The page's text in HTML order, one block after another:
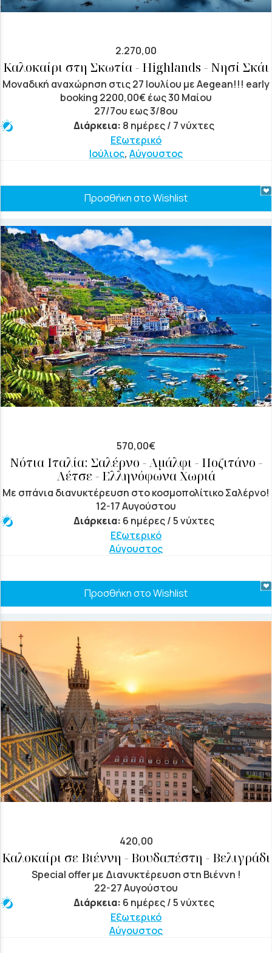
2.270,00
Καλοκαίρι στη Σκωτία - Highlands - Νησί Σκάι
Μοναδική αναχώρηση στις 27 Ιουλίου με Aegean!!! early
booking 2200,00€ έως 30 Μαίου
27/7ου εως 3/8ου
Διάρκεια: 8 ημέρες / 7 νύχτες
Εξωτερικό
Ιούλιος, Αύγουστος
Προσθήκη στο Wishlist
570,00€
Νότια Ιταλία: Σαλέρνο - Αμάλφι - Ποζιτάνο -
Λέτσε - Ελληνόφωνα Χωριά
Με σπάνια διανυκτέρευση στο κοσμοπολίτικο Σαλέρνο!
12-17 Αυγούστου
Διάρκεια: 6 ημέρες / 5 νύχτες
Εξωτερικό
Αύγουστος
Προσθήκη στο Wishlist
420,00
Καλοκαίρι σε Βιέννη - Βουδαπέστη - Βελιγράδι
Special offer με Διανυκτέρευση στη Βιέννη !
22-27 Αυγούστου
Διάρκεια: 6 ημέρες / 5 νύχτες
Εξωτερικό
Αύγουστος